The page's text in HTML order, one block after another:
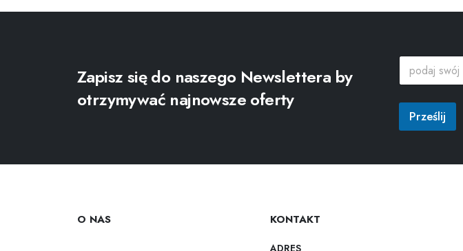
Zapisz się do naszego Newslettera by
otrzymywać najnowsze oferty
l
s
j
p
d
a
s
j
Prześlij
O NAS KONTAKT